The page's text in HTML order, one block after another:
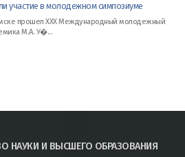
участие в молодежном симпозиуме
прошел XXX Международный молодежный
М.А. У�...
НАУКИ И ВЫСШЕГО ОБРАЗОВАНИЯ